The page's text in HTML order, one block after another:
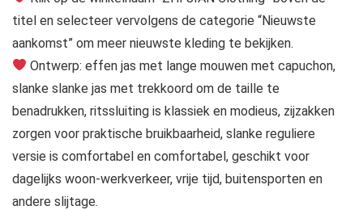
titel en selecteer vervolgens de categorie “Nieuwste
aankomst” om meer nieuwste kleding te bekijken.
Ontwerp: effen jas met lange mouwen met capuchon,
slanke slanke jas met trekkoord om de taille te
benadrukken, ritssluiting is klassiek en modieus, zijzakken
zorgen voor praktische bruikbaarheid, slanke reguliere
versie is comfortabel en comfortabel, geschikt voor
dagelijks woon-werkverkeer, vrije tijd, buitensporten en
andere slijtage.